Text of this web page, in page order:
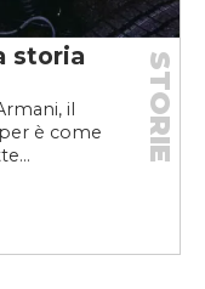
storia
il
è come
STORIE